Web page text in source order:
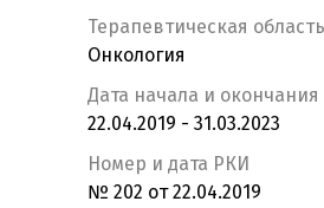
Терапевтическая область
Онкология
Дата начала и окончания
22.04.2019 - 31.03.2023
Номер и дата РКИ
№ 202 от 22.04.2019